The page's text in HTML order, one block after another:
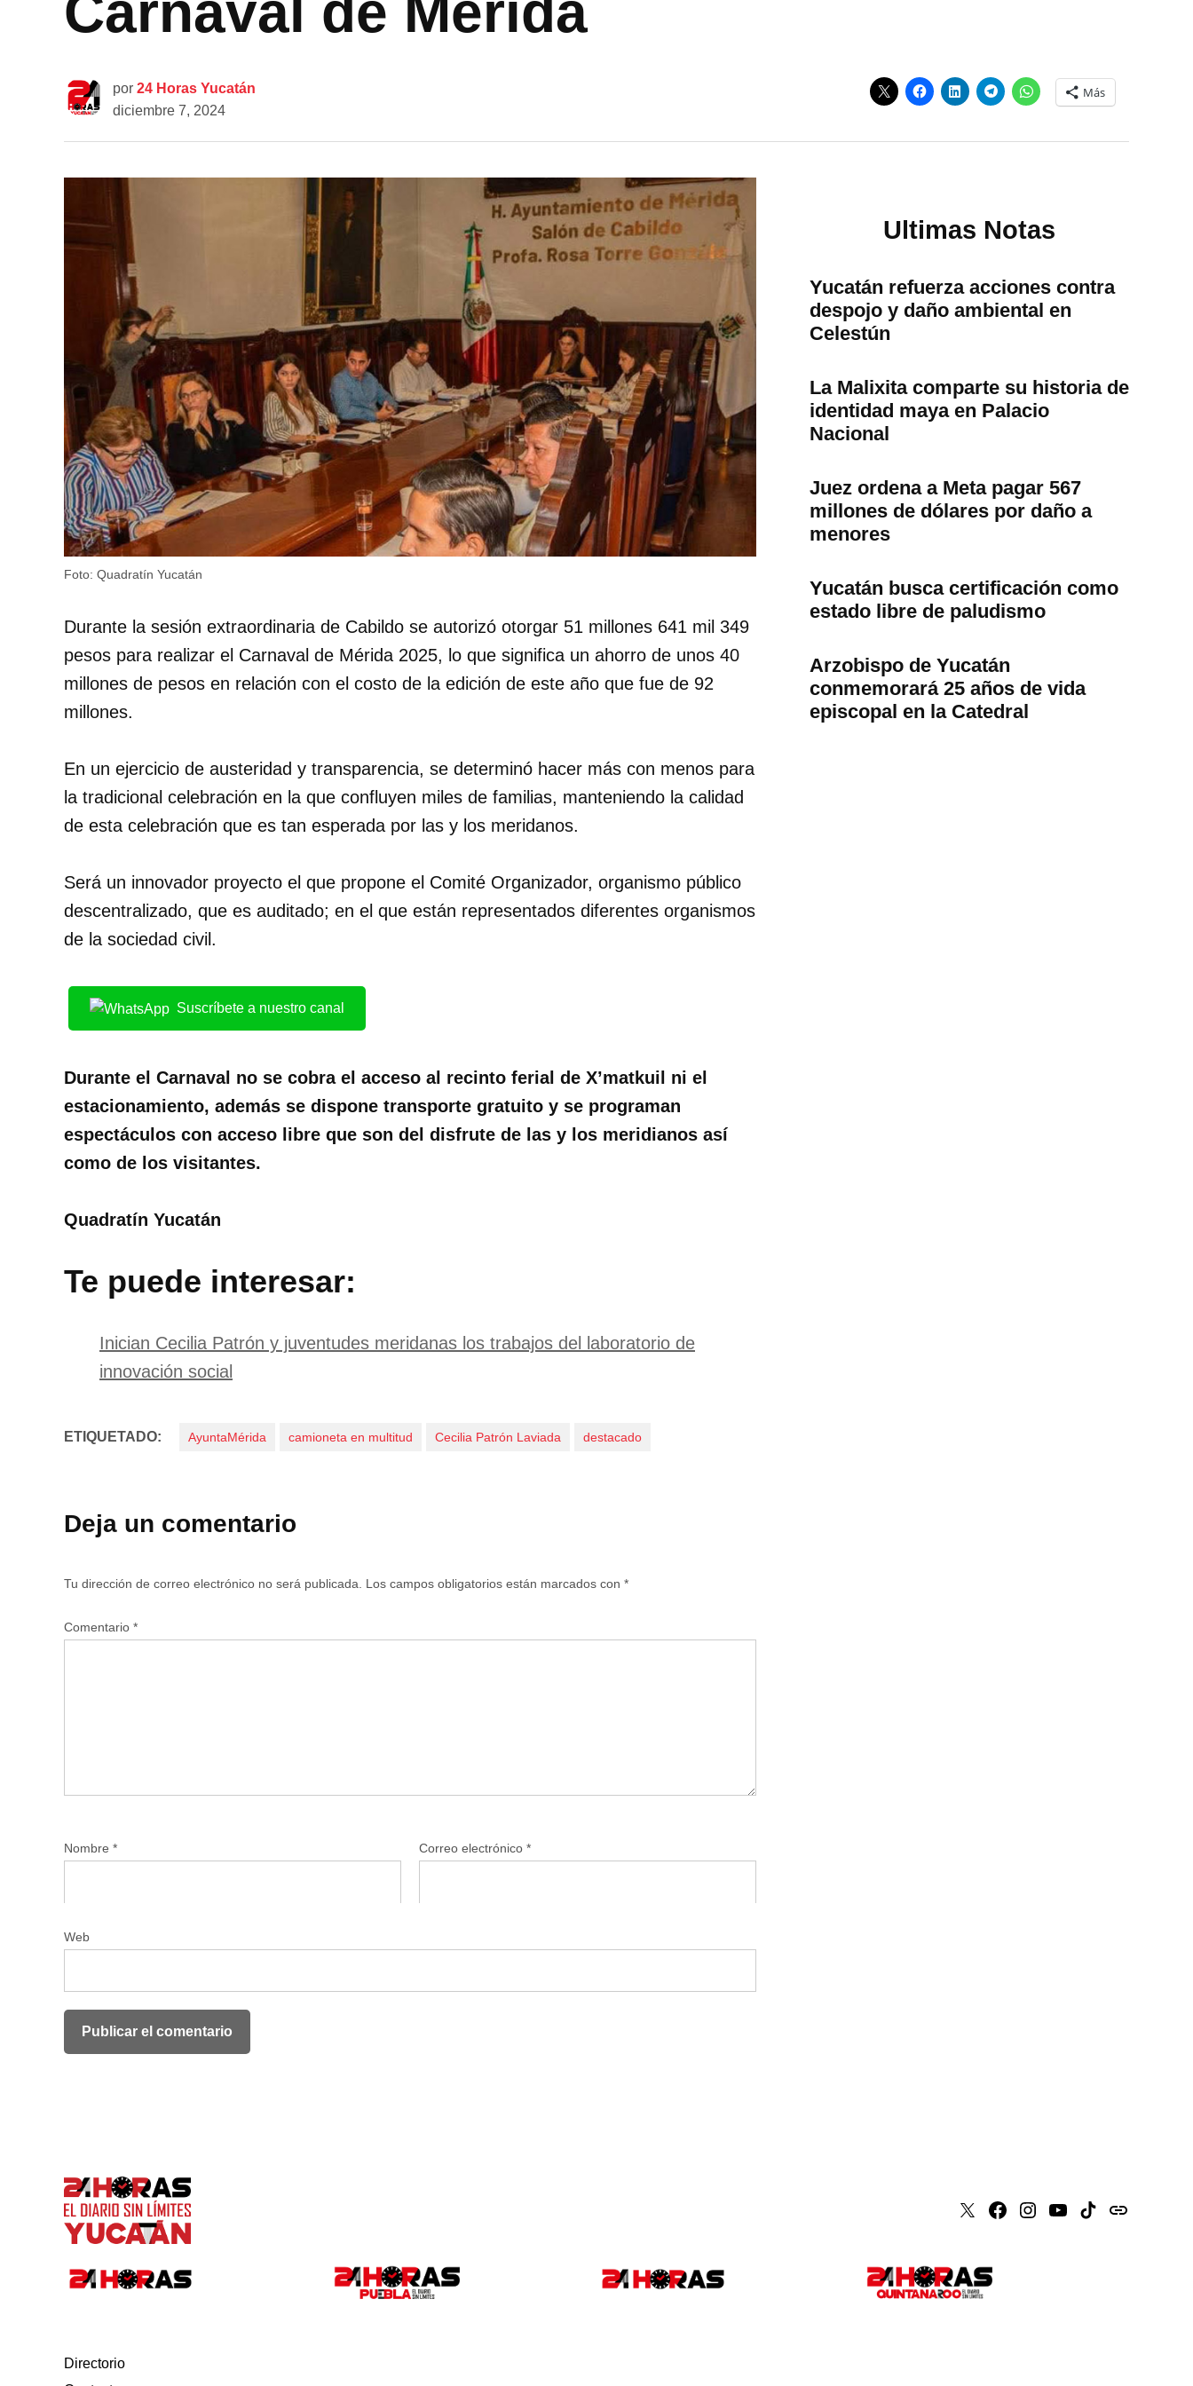
por 24 Horas Yucatán
diciembre 7, 2024
Más
Foto: Quadratín Yucatán
Durante la sesión extraordinaria de Cabildo se autorizó otorgar 51 millones 641 mil 349
pesos para realizar el Carnaval de Mérida 2025, lo que significa un ahorro de unos 40
millones de pesos en relación con el costo de la edición de este año que fue de 92
millones.
En un ejercicio de austeridad y transparencia, se determinó hacer más con menos para
la tradicional celebración en la que confluyen miles de familias, manteniendo la calidad
de esta celebración que es tan esperada por las y los meridanos.
Será un innovador proyecto el que propone el Comité Organizador, organismo público
descentralizado, que es auditado; en el que están representados diferentes organismos
de la sociedad civil.
Suscríbete a nuestro canal
Durante el Carnaval no se cobra el acceso al recinto ferial de X’matkuil ni el
estacionamiento, además se dispone transporte gratuito y se programan
espectáculos con acceso libre que son del disfrute de las y los meridianos así
como de los visitantes.
Quadratín Yucatán
Te puede interesar:
Inician Cecilia Patrón y juventudes meridanas los trabajos del laboratorio de
innovación social
ETIQUETADO: AyuntaMérida camioneta en multitud Cecilia Patrón Laviada destacado
Deja un comentario
Tu dirección de correo electrónico no será publicada. Los campos obligatorios están marcados con *
Comentario *
Nombre * Correo electrónico *
Web
Ultimas Notas
Yucatán refuerza acciones contra
despojo y daño ambiental en
Celestún
La Malixita comparte su historia de
identidad maya en Palacio
Nacional
Juez ordena a Meta pagar 567
millones de dólares por daño a
menores
Yucatán busca certificación como
estado libre de paludismo
Arzobispo de Yucatán
conmemorará 25 años de vida
episcopal en la Catedral
X Faceboook
Instagram
Youtube
Tiktokissuu
Directorio